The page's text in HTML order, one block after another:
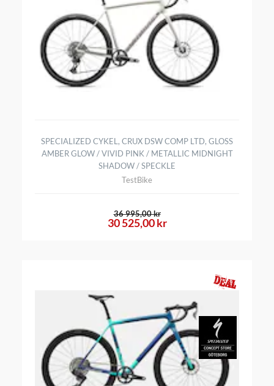
SPECIALIZED CYKEL, CRUX DSW COMP LTD, GLOSS
AMBER GLOW / VIVID PINK / METALLIC MIDNIGHT
SHADOW / SPECKLE
TestBike
30 525,00 kr
36 995,00 kr